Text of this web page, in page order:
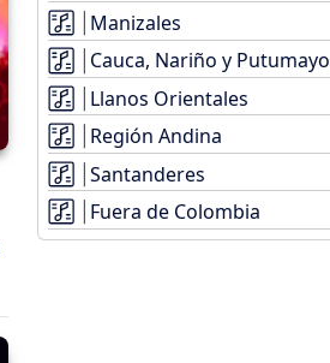
Manizales
Cauca, Nariño y Putumayo
Llanos Orientales
Región Andina
Santanderes
Fuera de Colombia